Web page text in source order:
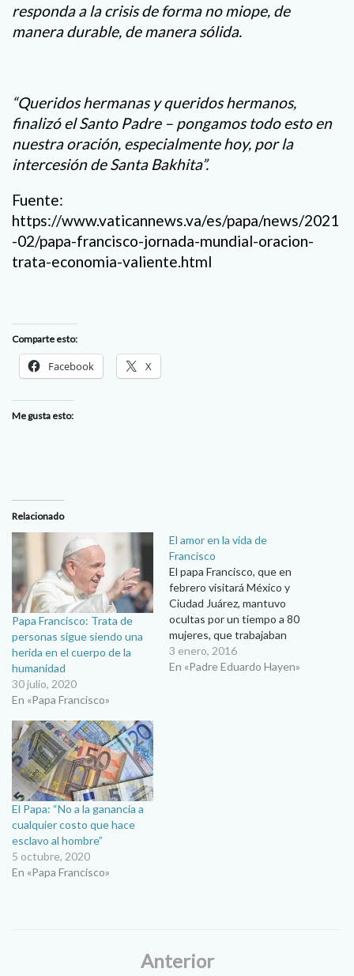
responda a la crisis de forma no miope, de
manera durable, de manera sólida.
“Queridos hermanas y queridos hermanos,
finalizó el Santo Padre – pongamos todo esto en
nuestra oración, especialmente hoy, por la
intercesión de Santa Bakhita”.
Fuente:
https://www.vaticannews.va/es/papa/news/2021
-02/papa-francisco-jornada-mundial-oracion-
trata-economia-valiente.html
Comparte esto:
Facebook X
Me gusta esto:
Relacionado
Papa Francisco: Trata de
personas sigue siendo una
herida en el cuerpo de la
humanidad
30 julio, 2020
En «Papa Francisco»
El amor en la vida de
Francisco
El papa Francisco, que en
febrero visitará México y
Ciudad Juárez, mantuvo
ocultas por un tiempo a 80
mujeres, que trabajaban
como prostitutas. Lo hizo
cuando era el arzobispo de
3 enero, 2016
En «Padre Eduardo Hayen»
El Papa: “No a la ganancia a
cualquier costo que hace
esclavo al hombre”
5 octubre, 2020
En «Papa Francisco»
Anterior